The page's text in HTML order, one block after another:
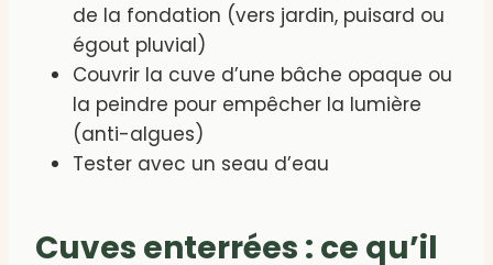
de la fondation (vers jardin, puisard ou
égout pluvial)
Couvrir la cuve d’une bâche opaque ou
la peindre pour empêcher la lumière
(anti-algues)
Tester avec un seau d’eau
Cuves enterrées : ce qu’il